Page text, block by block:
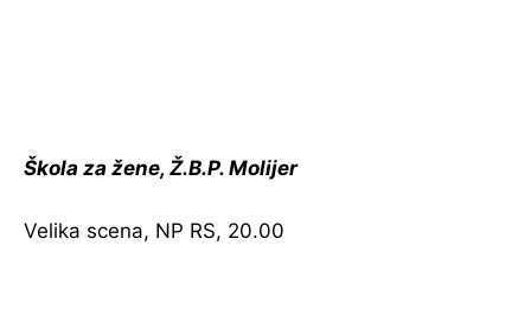
Škola za žene, Ž.B.P. Molijer
Velika scena, NP RS, 20.00